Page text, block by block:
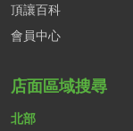
頂讓百科
會員中心
店面區域搜尋
北部